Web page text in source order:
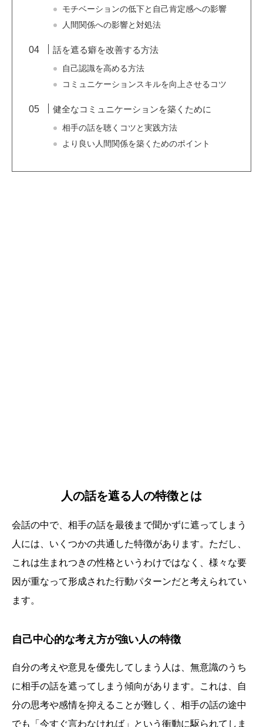
モチベーションの低下と自己肯定感への影響
人間関係への影響と対処法
話を遮る癖を改善する方法
自己認識を高める方法
コミュニケーションスキルを向上させるコツ
健全なコミュニケーションを築くために
相手の話を聴くコツと実践方法
より良い人間関係を築くためのポイント
人の話を遮る人の特徴とは
会話の中で、相手の話を最後まで聞かずに遮ってしまう
人には、いくつかの共通した特徴があります。ただし、
これは生まれつきの性格というわけではなく、様々な要
因が重なって形成された行動パターンだと考えられてい
ます。
自己中心的な考え方が強い人の特徴
自分の考えや意見を優先してしまう人は、無意識のうち
に相手の話を遮ってしまう傾向があります。これは、自
分の思考や感情を抑えることが難しく、相手の話の途中
でも「今すぐ言わなければ」という衝動に駆られてしま